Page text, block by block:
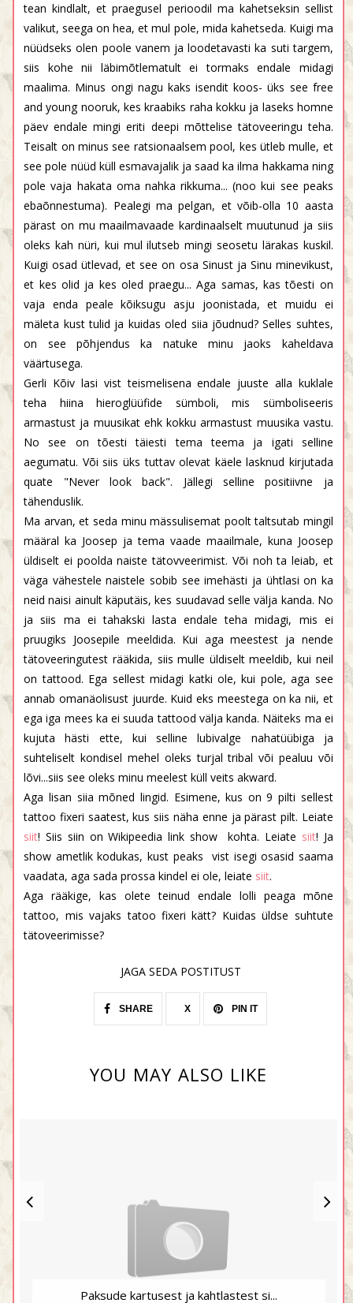
tean kindlalt, et praegusel perioodil ma kahetseksin sellist
valikut, seega on hea, et mul pole, mida kahetseda. Kuigi ma
nüüdseks olen poole vanem ja loodetavasti ka suti targem,
siis kohe nii läbimõtlematult ei tormaks endale midagi
maalima. Minus ongi nagu kaks isendit koos- üks see free
and young nooruk, kes kraabiks raha kokku ja laseks homne
päev endale mingi eriti deepi mõttelise tätoveeringu teha.
Teisalt on minus see ratsionaalsem pool, kes ütleb mulle, et
see pole nüüd küll esmavajalik ja saad ka ilma hakkama ning
pole vaja hakata oma nahka rikkuma... (noo kui see peaks
ebaõnnestuma). Pealegi ma pelgan, et võib-olla 10 aasta
pärast on mu maailmavaade kardinaalselt muutunud ja siis
oleks kah nüri, kui mul ilutseb mingi seosetu lärakas kuskil.
Kuigi osad ütlevad, et see on osa Sinust ja Sinu minevikust,
et kes olid ja kes oled praegu... Aga samas, kas tõesti on
vaja enda peale kõiksugu asju joonistada, et muidu ei
mäleta kust tulid ja kuidas oled siia jõudnud? Selles suhtes,
on see põhjendus ka natuke minu jaoks kaheldava
väärtusega.
Gerli Kõiv lasi vist teismelisena endale juuste alla kuklale
teha hiina hieroglüüfide sümboli, mis sümboliseeris
armastust ja muusikat ehk kokku armastust muusika vastu.
No see on tõesti täiesti tema teema ja igati selline
aegumatu. Või siis üks tuttav olevat käele lasknud kirjutada
quate "Never look back". Jällegi selline positiivne ja
tähenduslik.
Ma arvan, et seda minu mässulisemat poolt taltsutab mingil
määral ka Joosep ja tema vaade maailmale, kuna Joosep
üldiselt ei poolda naiste tätovveerimist. Või noh ta leiab, et
väga vähestele naistele sobib see imehästi ja ühtlasi on ka
neid naisi ainult käputäis, kes suudavad selle välja kanda. No
ja siis ma ei tahakski lasta endale teha midagi, mis ei
pruugiks Joosepile meeldida. Kui aga meestest ja nende
tätoveeringutest rääkida, siis mulle üldiselt meeldib, kui neil
on tattood. Ega sellest midagi katki ole, kui pole, aga see
annab omanäolisust juurde. Kuid eks meestega on ka nii, et
ega iga mees ka ei suuda tattood välja kanda. Näiteks ma ei
kujuta hästi ette, kui selline lubivalge nahatüübiga ja
suhteliselt kondisel mehel oleks turjal tribal või pealuu või
lõvi...siis see oleks minu meelest küll veits akward.
Aga lisan siia mõned lingid. Esimene, kus on 9 pilti sellest
tattoo fixeri saatest, kus siis näha enne ja pärast pilt. Leiate
siit! Siis siin on Wikipeedia link show kohta. Leiate siit! Ja
show ametlik kodukas, kust peaks vist isegi osasid saama
vaadata, aga sada prossa kindel ei ole, leiate siit.
Aga rääkige, kas olete teinud endale lolli peaga mõne
tattoo, mis vajaks tatoo fixeri kätt? Kuidas üldse suhtute
tätoveerimisse?
JAGA SEDA POSTITUST
SHARE X PIN IT
YOU MAY ALSO LIKE
Paksude kartusest ja kahtlastest si...